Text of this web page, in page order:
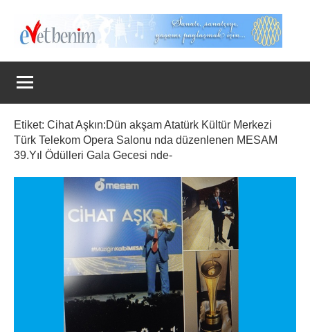
Evet
Benim
Etiket: Cihat Aşkın:Dün akşam Atatürk Kültür Merkezi
Türk Telekom Opera Salonu nda düzenlenen MESAM
39.Yıl Ödülleri Gala Gecesi nde-